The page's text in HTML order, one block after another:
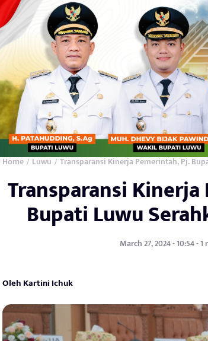
Home / Luwu / Transparansi Kinerja Pemerintah, Pj.
Transparansi
Bupati Luwu
March 27, 2024 - 10:54 -
Oleh Kartini Ichuk